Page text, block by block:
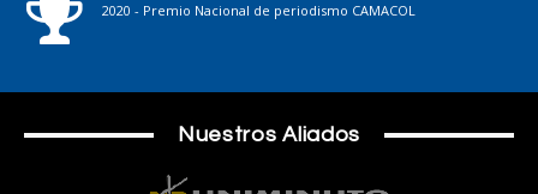
2020 - Premio Nacional de periodismo CAMACOL
Nuestros Aliados